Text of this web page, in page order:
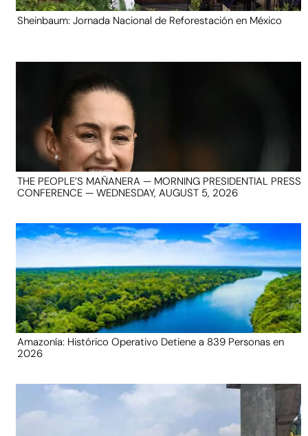
Sheinbaum: Jornada Nacional de Reforestación en México
THE PEOPLE’S MAÑANERA — MORNING PRESIDENTIAL PRESS
CONFERENCE — WEDNESDAY, AUGUST 5, 2026
Amazonía: Histórico Operativo Detiene a 839 Personas en
2026